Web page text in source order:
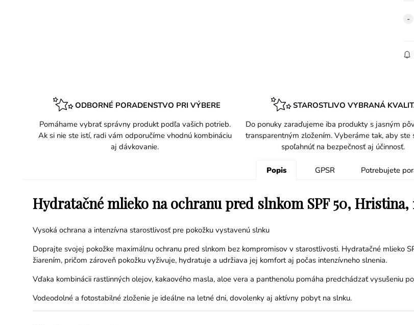
ODBORNÉ PORADENSTVO PRI VÝBERE
Pomáhame vybrať správny produkt podľa vašich potrieb.
Ak si nie ste istí, radi vám odporučíme vhodnú kombináciu
aj dávkovanie.
STAROSTLIVO VYBRANÁ
Do ponuky zaraďujeme iba produkty s jasným
transparentným zložením. Vyberáme tak, aby ste
spoľahnúť na bezpečnosť aj účinnosť.
Popis GPSR Potrebujete
Hydratačné mlieko na ochranu pred slnkom SPF 50,
Vysoká ochrana a intenzívna starostlivosť pre pokožku vystavenú slnku
Doprajte svojej pokožke maximálnu ochranu pred slnkom bez kompromisov v starostlivosti. Hydratačné mlieko
žiarením, pričom zároveň pokožku vyživuje, hydratuje a udržiava jej komfort aj počas intenzívneho slnenia.
Vďaka kombinácii rastlinných olejov, kakaového masla, aloe vera a panthenolu pomáha predchádzať vysušeniu
Vodeodolné a fotostabilné zloženie je ideálne na letné dni, dovolenky aj aktívny pobyt na slnku.